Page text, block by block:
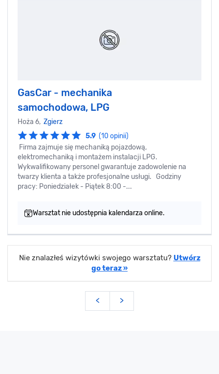
GasCar - mechanika
samochodowa, LPG
Hoża 6, Zgierz
5.9 (10 opinii)
Firma zajmuje się mechaniką pojazdową,
elektromechaniką i montażem instalacji LPG.
Wykwalifikowany personel gwarantuje zadowolenie na
twarzy klienta a także profesjonalne usługi. Godziny
pracy: Poniedziałek - Piątek 8:00 -...
Warsztat nie udostępnia kalendarza online.
Nie znalazłeś wizytówki swojego warsztatu? Utwórz
go teraz »
< >